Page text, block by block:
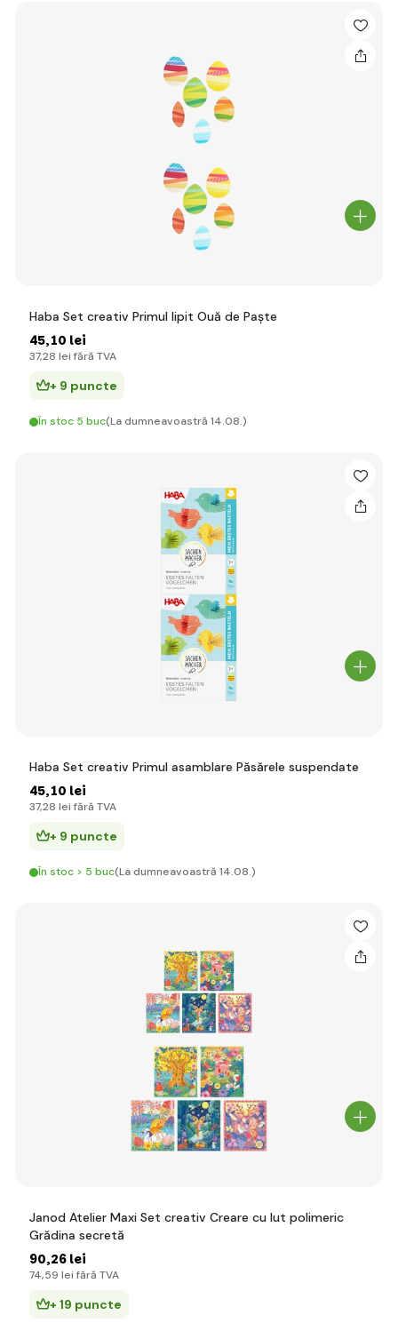
Haba Set creativ Primul lipit Ouă de Paște
45,10 lei
37,28 lei fără TVA
+ 9 puncte
În stoc 5 buc(La dumneavoastră 14.08.)
Haba Set creativ Primul asamblare Păsărele suspendate
45,10 lei
37,28 lei fără TVA
+ 9 puncte
În stoc > 5 buc(La dumneavoastră 14.08.)
Janod Atelier Maxi Set creativ Creare cu lut polimeric
Grădina secretă
90,26 lei
74,59 lei fără TVA
+ 19 puncte